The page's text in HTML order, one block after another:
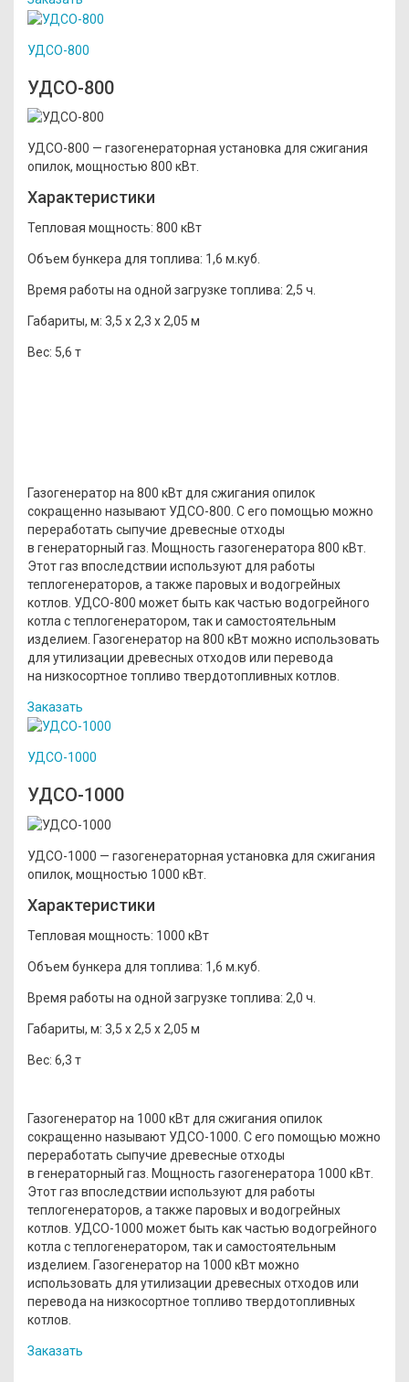
УДСО-800
УДСО-800
УДСО-800 — газогенераторная установка для сжигания
опилок, мощностью 800 кВт.
Характеристики
Тепловая мощность: 800 кВт
Объем бункера для топлива: 1,6 м.куб.
Время работы на одной загрузке топлива: 2,5 ч.
Габариты, м: 3,5 x 2,3 x 2,05 м
Вес: 5,6 т
Газогенератор на 800 кВт для сжигания опилок
сокращенно называют УДСО-800. С его помощью можно
переработать сыпучие древесные отходы
в генераторный газ. Мощность газогенератора 800 кВт.
Этот газ впоследствии используют для работы
теплогенераторов, а также паровых и водогрейных
котлов. УДСО-800 может быть как частью водогрейного
котла с теплогенератором, так и самостоятельным
изделием. Газогенератор на 800 кВт можно использовать
для утилизации древесных отходов или перевода
на низкосортное топливо твердотопливных котлов.
Заказать
УДСО-1000
УДСО-1000
УДСО-1000 — газогенераторная установка для сжигания
опилок, мощностью 1000 кВт.
Характеристики
Тепловая мощность: 1000 кВт
Объем бункера для топлива: 1,6 м.куб.
Время работы на одной загрузке топлива: 2,0 ч.
Габариты, м: 3,5 x 2,5 x 2,05 м
Вес: 6,3 т
Газогенератор на 1000 кВт для сжигания опилок
сокращенно называют УДСО-1000. С его помощью можно
переработать сыпучие древесные отходы
в генераторный газ. Мощность газогенератора 1000 кВт.
Этот газ впоследствии используют для работы
теплогенераторов, а также паровых и водогрейных
котлов. УДСО-1000 может быть как частью водогрейного
котла с теплогенератором, так и самостоятельным
изделием. Газогенератор на 1000 кВт можно
использовать для утилизации древесных отходов или
перевода на низкосортное топливо твердотопливных
котлов.
Заказать